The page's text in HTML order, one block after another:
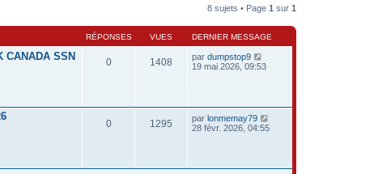
8 sujets • Page 1 sur 1
RÉPONSES VUES DERNIER MESSAGE
CANADA SSN
0 1408 par dumpstop9
19 mai 2026, 09:53
0 1295 par lonmemay79
28 févr. 2026, 04:55